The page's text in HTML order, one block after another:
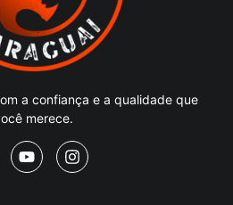
a confiança e a qualidade que
merece.